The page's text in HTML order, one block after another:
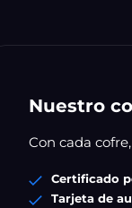
Nuestro
Con cada
Certificado
Tarjeta de